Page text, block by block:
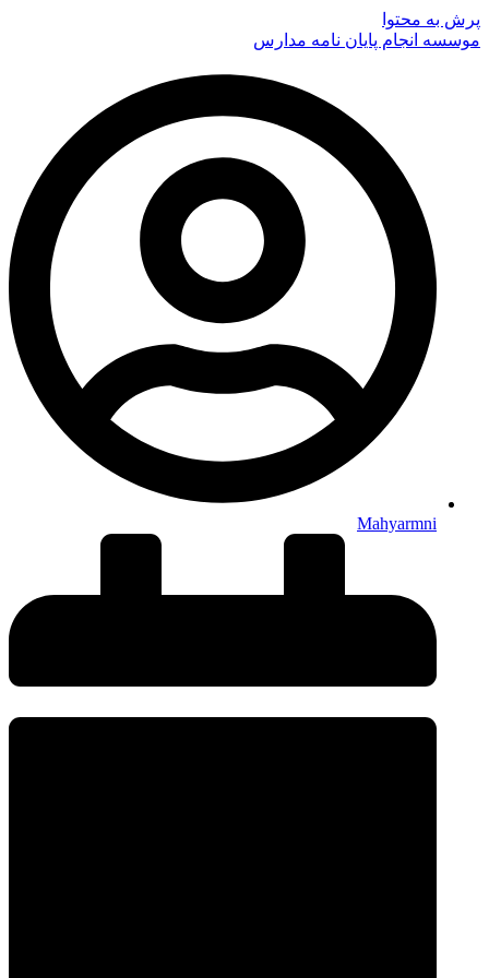
پرش به محتوا
موسسه انجام پایان نامه مدارس
Mahyarmni